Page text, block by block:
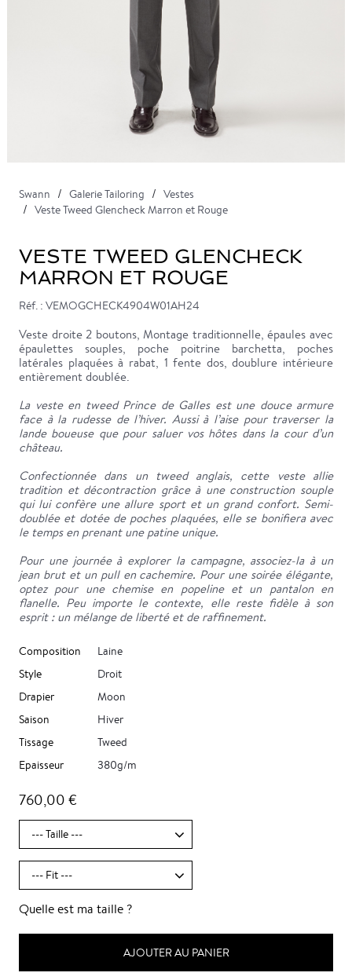
Swann Galerie Tailoring
Vestes
Veste Tweed Glencheck Marron et Rouge
VESTE TWEED GLENCHECK
MARRON ET ROUGE
Réf. : VEMOGCHECK4904W01AH24
Veste droite 2 boutons, Montage traditionnelle, épaules avec
épaulettes souples, poche poitrine barchetta, poches
latérales plaquées à rabat, 1 fente dos, doublure intérieure
entièrement doublée.
La veste en tweed Prince de Galles est une douce armure
face à la rudesse de l’hiver. Aussi à l’aise pour traverser la
lande boueuse que pour saluer vos hôtes dans la cour d’un
château.
Confectionnée dans un tweed anglais, cette veste allie
tradition et décontraction grâce à une construction souple
qui lui confère une allure sport et un grand confort. Semi-
doublée et dotée de poches plaquées, elle se bonifiera avec
le temps en prenant une patine unique.
Pour une journée à explorer la campagne, associez-la à un
jean brut et un pull en cachemire. Pour une soirée élégante,
optez pour une chemise en popeline et un pantalon en
flanelle. Peu importe le contexte, elle reste fidèle à son
esprit : un mélange de liberté et de raffinement.
Composition
Laine
Style
Droit
Drapier
Moon
Saison
Hiver
Tissage
Tweed
Epaisseur
380g/m
760,00 €
Quelle est ma taille ?
AJOUTER AU PANIER